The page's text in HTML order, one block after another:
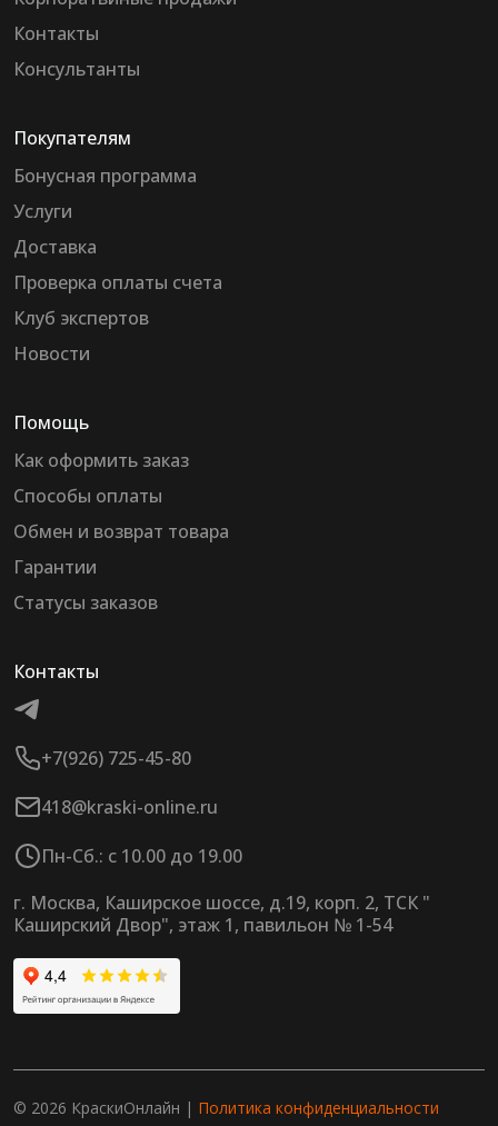
Контакты
Консультанты
Покупателям
Бонусная программа
Услуги
Доставка
Проверка оплаты счета
Клуб экспертов
Новости
Помощь
Как оформить заказ
Способы оплаты
Обмен и возврат товара
Гарантии
Статусы заказов
Контакты
+7(926) 725-45-80
418@kraski-online.ru
Пн-Сб.: с 10.00 до 19.00
г. Москва, Каширское шоссе, д.19, корп. 2, ТСК "
Каширский Двор", этаж 1, павильон № 1-54
© 2026 КраскиОнлайн | Политика конфиденциальности